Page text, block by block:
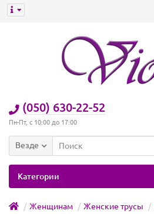
(050) 630-22-52
Пн-Пт, с 10:00 до 17:00
Везде
Категории
Женщинам Женские трусы